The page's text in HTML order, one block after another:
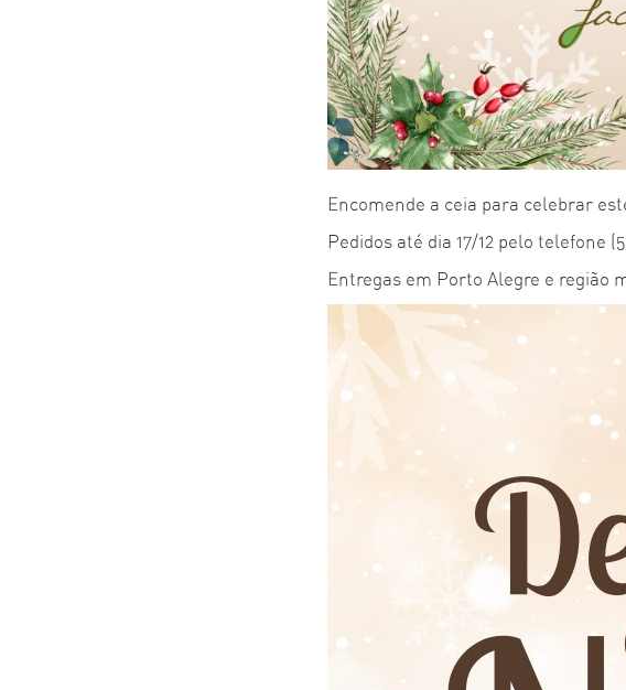
Encomende a ceia para celebrar
Pedidos até dia 17/12 pelo telefone
Entregas em Porto Alegre e região